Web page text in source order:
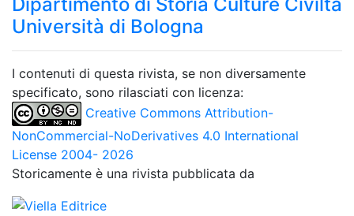
Università di Bologna
I contenuti di questa rivista, se non diversamente
specificato, sono rilasciati con licenza:
Creative Commons Attribution-
NonCommercial-NoDerivatives 4.0 International
License 2004- 2026
Storicamente è una rivista pubblicata da